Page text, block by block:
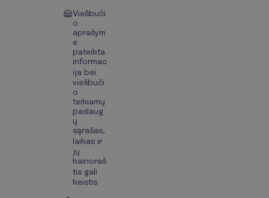
Viešbuči
o
aprašym
e
pateikta
informac
ija bei
viešbuči
o
teikiamų
paslaug
ų
sąrašas,
laikas ir
jų
kainoraš
tis gali
keistis